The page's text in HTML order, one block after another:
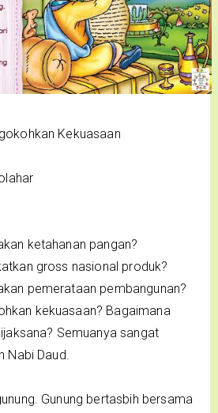
Kekuasaan
ketahanan pangan?
gross nasional produk?
pemerataan pembangunan?
kekuasaan? Bagaimana
Semuanya sangat
Nabi Daud.
Gunung bertasbih bersama